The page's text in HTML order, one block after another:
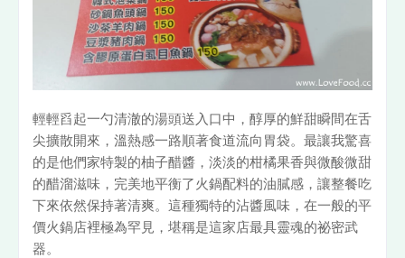
輕輕舀起一勺清澈的湯頭送入口中，醇厚的鮮甜瞬間在舌
尖擴散開來，溫熱感一路順著食道流向胃袋。最讓我驚喜
的是他們家特製的柚子醋醬，淡淡的柑橘果香與微酸微甜
的醋溜滋味，完美地平衡了火鍋配料的油膩感，讓整餐吃
下來依然保持著清爽。這種獨特的沾醬風味，在一般的平
價火鍋店裡極為罕見，堪稱是這家店最具靈魂的祕密武
器。